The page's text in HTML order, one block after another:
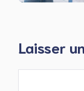
Laisser